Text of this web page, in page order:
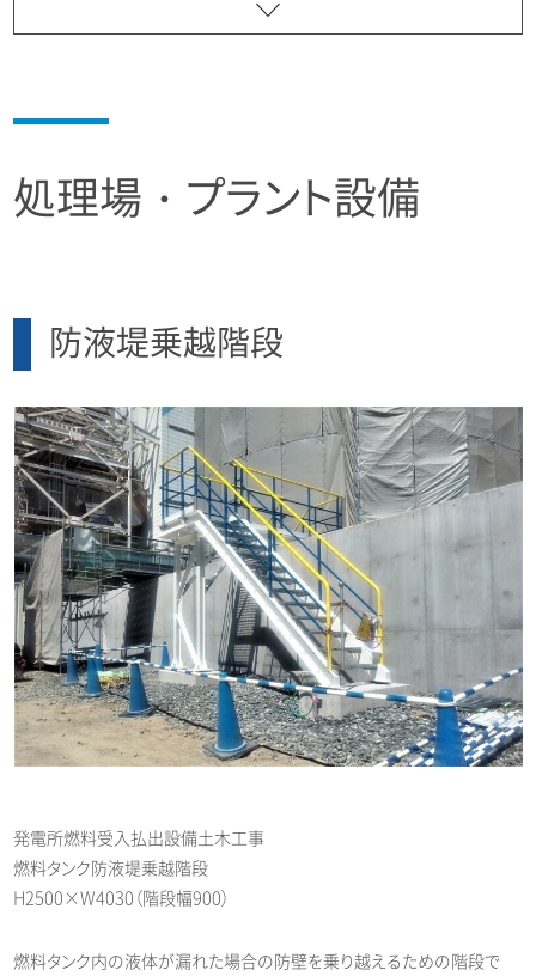
処理場・プラント設備
防液堤乗越階段
発電所燃料受入払出設備土木工事
燃料タンク防液堤乗越階段
H2500×W4030（階段幅900）
燃料タンク内の液体が漏れた場合の防壁を乗り越えるための階段で